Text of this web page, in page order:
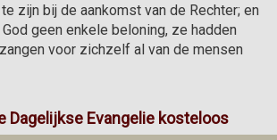
zijn bij de aankomst van de Rechter; en
geen enkele beloning, ze hadden
voor zichzelf al van de mensen
Dagelijkse Evangelie kosteloos